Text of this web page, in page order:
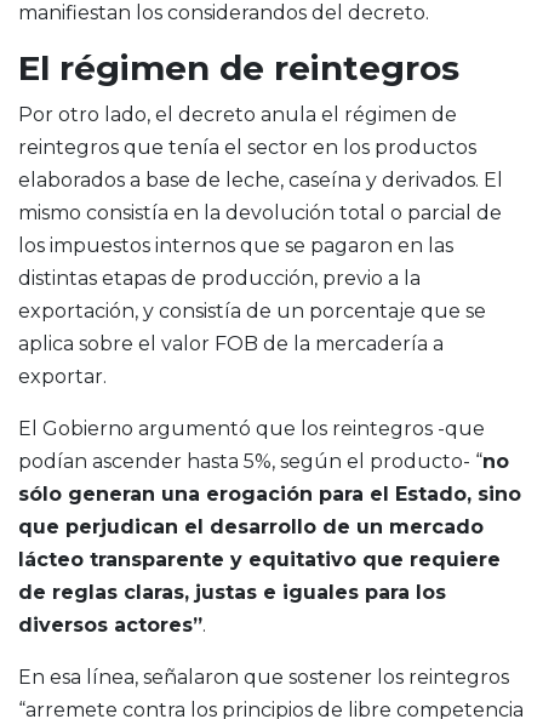
manifiestan los considerandos del decreto.
El régimen de reintegros
Por otro lado, el decreto anula el régimen de
reintegros que tenía el sector en los productos
elaborados a base de leche, caseína y derivados. El
mismo consistía en la devolución total o parcial de
los impuestos internos que se pagaron en las
distintas etapas de producción, previo a la
exportación, y consistía de un porcentaje que se
aplica sobre el valor FOB de la mercadería a
exportar.
El Gobierno argumentó que los reintegros -que
podían ascender hasta 5%, según el producto- “no
sólo generan una erogación para el Estado, sino
que perjudican el desarrollo de un mercado
lácteo transparente y equitativo que requiere
de reglas claras, justas e iguales para los
diversos actores”.
En esa línea, señalaron que sostener los reintegros
“arremete contra los principios de libre competencia